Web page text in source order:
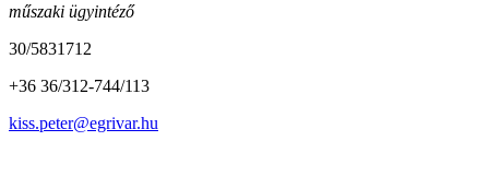
műszaki ügyintéző
30/5831712
+36 36/312-744/113
kiss.peter@egrivar.hu